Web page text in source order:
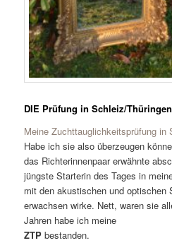
DIE Prüfung in Schleiz/
Meine Zuchttauglichkeitsprüfung in
Habe ich sie also überzeugen
das Richterinnenpaar erwähnte
jüngste Starterin des Tages in
mit den akustischen und optischen
erwachsen wirke. Nett, waren sie
Jahren habe ich meine
ZTP bestanden.